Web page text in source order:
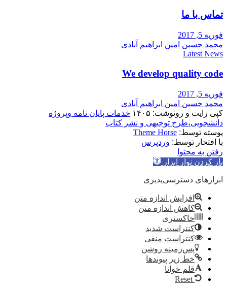
تماس با ما
فوریه 5, 2017
محمد حسین امین ابراهیم آبادی
Latest News
We develop quality code
فوریه 5, 2017
محمد حسین امین ابراهیم آبادی
کپی رایت و رونوشت: ۱۴۰۵
خدمات پایان نامه وپروژه
دانشجویی،طرح توجیهی و نشر کتاب
پوسته توسط: Theme Horse
با افتخار توسط: وردپرس
رفتن به محتوا
باز کردن نوار ابزار
ابزارهای دسترسی‌پذیری
افزایش اندازه متن
کاهش اندازه متن
خاکستری
کنتراست شدید
کنتراست منفی
پس‌زمینه روشن
خط زیر پیوندها
قلم خوانا
Reset